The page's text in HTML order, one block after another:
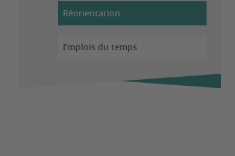
Réorientation
Emplois du temps